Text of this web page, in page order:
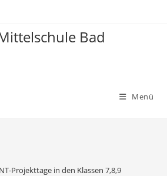
Bad
Menü
Projekttage in den Klassen 7,8,9